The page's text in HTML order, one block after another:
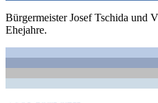
Bürgermeister Josef Tschida und
Ehejahre.